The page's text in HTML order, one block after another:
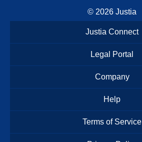
© 2026 Justia
Justia Connect
Legal Portal
Company
Help
Terms of Service